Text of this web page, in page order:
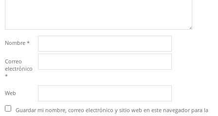
Nombre *
Correo
electrónico
*
Web
Guardar mi nombre, correo electrónico y sitio web en este navegador para la